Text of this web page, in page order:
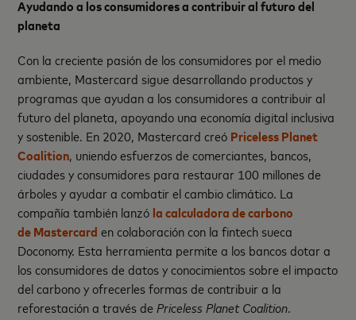
Ayudando a los consumidores a contribuir al futuro del
planeta
Con la creciente pasión de los consumidores por el medio
ambiente, Mastercard sigue desarrollando productos y
programas que ayudan a los consumidores a contribuir al
futuro del planeta, apoyando una economía digital inclusiva
y sostenible. En 2020, Mastercard creó Priceless Planet
Coalition, uniendo esfuerzos de comerciantes, bancos,
ciudades y consumidores para restaurar 100 millones de
árboles y ayudar a combatir el cambio climático. La
compañía también lanzó la calculadora de carbono
de Mastercard en colaboración con la fintech sueca
Doconomy. Esta herramienta permite a los bancos dotar a
los consumidores de datos y conocimientos sobre el impacto
del carbono y ofrecerles formas de contribuir a la
reforestación a través de Priceless Planet Coalition.